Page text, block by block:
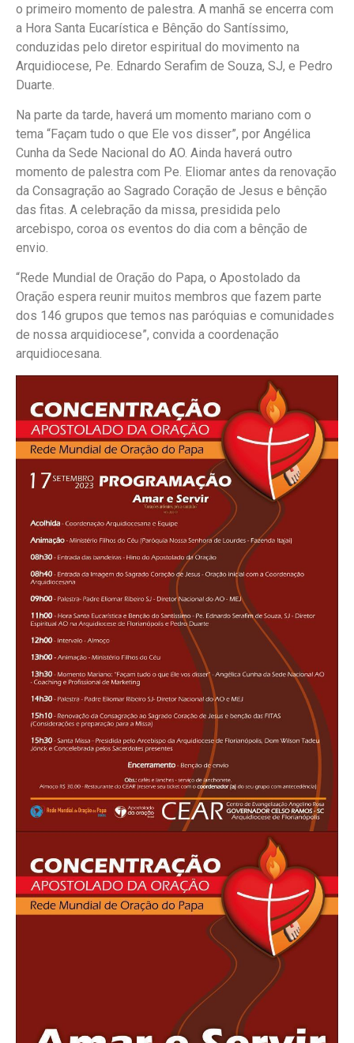
o primeiro momento de palestra. A manhã se encerra com
a Hora Santa Eucarística e Bênção do Santíssimo,
conduzidas pelo diretor espiritual do movimento na
Arquidiocese, Pe. Ednardo Serafim de Souza, SJ, e Pedro
Duarte.
Na parte da tarde, haverá um momento mariano com o
tema “Façam tudo o que Ele vos disser”, por Angélica
Cunha da Sede Nacional do AO. Ainda haverá outro
momento de palestra com Pe. Eliomar antes da renovação
da Consagração ao Sagrado Coração de Jesus e bênção
das fitas. A celebração da missa, presidida pelo
arcebispo, coroa os eventos do dia com a bênção de
envio.
“Rede Mundial de Oração do Papa, o Apostolado da
Oração espera reunir muitos membros que fazem parte
dos 146 grupos que temos nas paróquias e comunidades
de nossa arquidiocese”, convida a coordenação
arquidiocesana.